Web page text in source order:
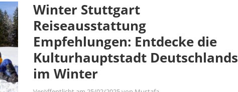
Winter Stuttgart
Reiseausstattung
Empfehlungen: Entdecke die
Kulturhauptstadt Deutschlands
im Winter